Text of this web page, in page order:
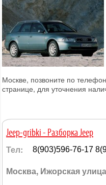
Москве, позвоните по
странице, для уточнения
Jeep-gribki - Разборка Jeep
Тел:
Москва, Ижорская